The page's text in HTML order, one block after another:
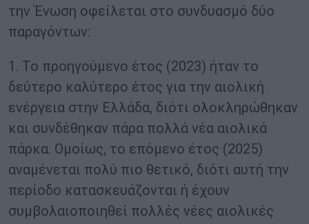
την Ένωση οφείλεται στο συνδυασμό δύο
παραγόντων:
1. Το προηγούμενο έτος (2023) ήταν το
δεύτερο καλύτερο έτος για την αιολική
ενέργεια στην Ελλάδα, διότι ολοκληρώθηκαν
και συνδέθηκαν πάρα πολλά νέα αιολικά
πάρκα. Ομοίως, το επόμενο έτος (2025)
αναμένεται πολύ πιο θετικό, διότι αυτή την
περίοδο κατασκευάζονται ή έχουν
συμβολαιοποιηθεί πολλές νέες αιολικές